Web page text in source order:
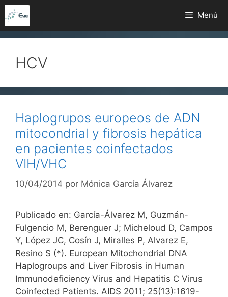
Saltar
al
contenido
Menú
HCV
Haplogrupos europeos de ADN
mitocondrial y fibrosis hepática
en pacientes coinfectados
VIH/VHC
10/04/2014 por Mónica García Álvarez
Publicado en: García-Álvarez M, Guzmán-
Fulgencio M, Berenguer J; Micheloud D, Campos
Y, López JC, Cosín J, Miralles P, Alvarez E,
Resino S (*). European Mitochondrial DNA
Haplogroups and Liver Fibrosis in Human
Immunodeficiency Virus and Hepatitis C Virus
Coinfected Patients. AIDS 2011; 25(13):1619-